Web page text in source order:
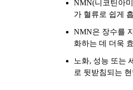
NMN(니코틴아
가 혈류로 쉽게
NMN은 장수를
화하는 데 더욱
노화, 성능 또는
로 뒷받침되는